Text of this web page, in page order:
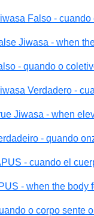
Falso -
Jiwasa - when
- quando o
Verdadero -
Jiwasa - when
- quando
- cuando el
- when the body
o corpo sente